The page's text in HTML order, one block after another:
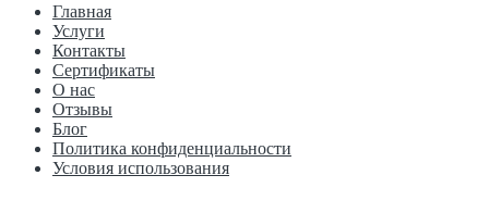
Главная
Услуги
Контакты
Сертификаты
О нас
Отзывы
Блог
Политика конфиденциальности
Условия использования